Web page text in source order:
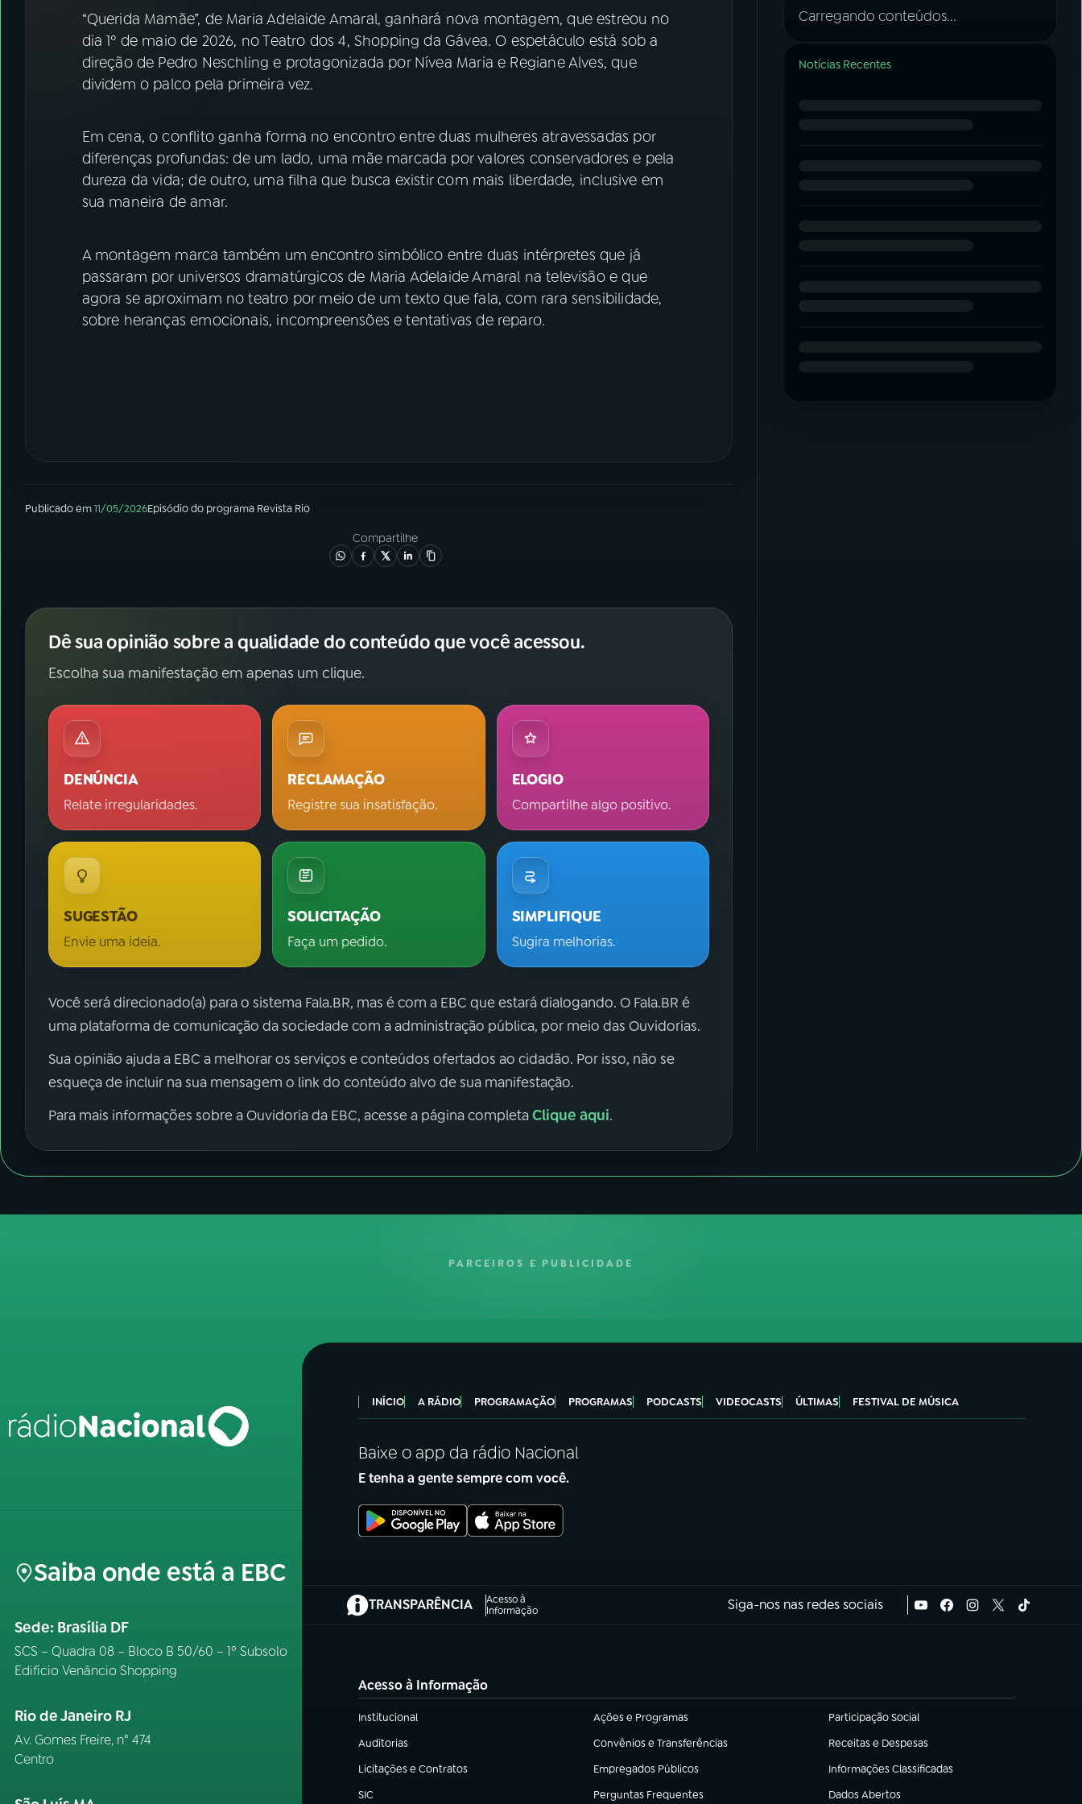
FESTIVAL DE MÚSICA
YouTube Facebook
Instagram X
“Querida Mamãe”, de Maria Adelaide Amaral, ganhará nova montagem, que estreou no
dia 1º de maio de 2026, no Teatro dos 4, Shopping da Gávea. O espetáculo está sob a
direção de Pedro Neschling e protagonizada por Nívea Maria e Regiane Alves, que
dividem o palco pela primeira vez.
Em cena, o conflito ganha forma no encontro entre duas mulheres atravessadas por
diferenças profundas: de um lado, uma mãe marcada por valores conservadores e pela
dureza da vida; de outro, uma filha que busca existir com mais liberdade, inclusive em
sua maneira de amar.
A montagem marca também um encontro simbólico entre duas intérpretes que já
passaram por universos dramatúrgicos de Maria Adelaide Amaral na televisão e que
agora se aproximam no teatro por meio de um texto que fala, com rara sensibilidade,
sobre heranças emocionais, incompreensões e tentativas de reparo.
Publicado em11/05/2026Episódiodo programa Revista Rio
Compartilhe
Dê sua opinião sobre a qualidade do conteúdo que você acessou.
Escolha sua manifestação em apenas um clique.
DENÚNCIA
Relate irregularidades.
RECLAMAÇÃO
Registre sua insatisfação.
ELOGIO
Compartilhe algo positivo.
SUGESTÃO
Envie uma ideia.
SOLICITAÇÃO
Faça um pedido.
SIMPLIFIQUE
Sugira melhorias.
Você será direcionado(a) para o sistema Fala.BR, mas é com a EBC que estará dialogando. O Fala.BR é
uma plataforma de comunicação da sociedade com a administração pública, por meio das Ouvidorias.
Sua opinião ajuda a EBC a melhorar os serviços e conteúdos ofertados ao cidadão. Por isso, não se
esqueça de incluir na sua mensagem o link do conteúdo alvo de sua manifestação.
Para mais informações sobre a Ouvidoria da EBC, acesse a página completaClique aqui.
Carregando conteúdos...
Notícias Recentes
PARCEIROS E PUBLICIDADE
Saiba onde está a EBC
Sede: Brasília DF
SCS – Quadra 08 – Bloco B 50/60 – 1º Subsolo
Edifício Venâncio Shopping
Rio de Janeiro RJ
Av. Gomes Freire, n° 474
Centro
INÍCIO A RÁDIO PROGRAMAÇÃO PROGRAMAS PODCASTS VIDEOCASTS ÚLTIMAS FESTIVAL DE MÚSICA
Baixe o app da rádio Nacional
E tenha a gente sempre com você.
TRANSPARÊNCIA
Acesso à
Informação
(abre em nova aba) Siga-nos nas redes sociais
Acesso à Informação
Institucional
(abre em nova aba) Ações e Programas
(abre em nova aba) Participação Social
(abre em nova aba)
Auditorias
(abre em nova aba) Convênios e Transferências
(abre em nova aba) Receitas e Despesas
(abre em nova aba)
Licitações e Contratos
(abre em nova aba) Empregados Públicos
(abre em nova aba) Informações Classificadas
(abre em nova aba)
SIC
(abre em nova aba) Perguntas Frequentes
(abre em nova aba) Dados Abertos
(abre em nova aba)